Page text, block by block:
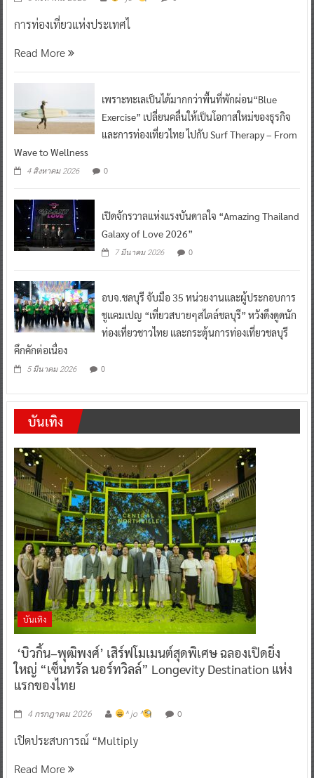
การท่องเที่ยวแห่งประเทศไ
Read More
เพราะทะเลเป็นได้มากกว่าพื้นที่พักผ่อน“Blue
Exercise” เปลี่ยนคลื่นให้เป็นโอกาสใหม่ของธุรกิจ
และการท่องเที่ยวไทย ไปกับ Surf Therapy – From
Wave to Wellness
4 สิงหาคม 2026 0
เปิดจักรวาลแห่งแรงบันดาลใจ “Amazing Thailand
Galaxy of Love 2026”
7 มีนาคม 2026 0
อบจ.ชลบุรี จับมือ 35 หน่วยงานและผู้ประกอบการ
ชูแคมเปญ “เที่ยวสบายๆสไตล์ชลบุรี” หวังดึงดูดนัก
ท่องเที่ยวชาวไทย และกระตุ้นการท่องเที่ยวชลบุรี
คึกคักต่อเนื่อง
5 มีนาคม 2026 0
บันเทิง
บันเทิง
‘บิวกิ้น–พุฒิพงศ์’ เสิร์ฟโมเมนต์สุดพิเศษ ฉลองเปิดยิ่ง
ใหญ่ “เซ็นทรัล นอร์ทวิลล์” Longevity Destination แห่ง
แรกของไทย
4 กรกฎาคม 2026 ^ jo ^ 0
เปิดประสบการณ์ “Multiply
Read More